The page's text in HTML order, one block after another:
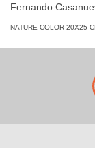
Fernando
NATURE COLOR 20X25